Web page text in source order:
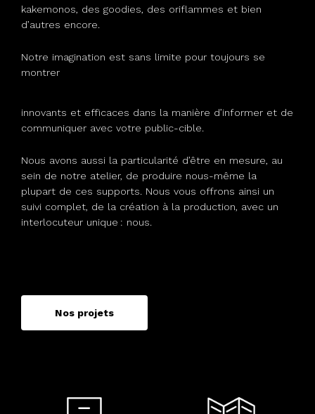
kakemonos, des goodies, des oriflammes et bien
d’autres encore.
Notre imagination est sans limite pour toujours se
montrer
innovants et efficaces dans la manière d’informer et de
communiquer avec votre public-cible.
Nous avons aussi la particularité d’être en mesure, au
sein de notre atelier, de produire nous-même la
plupart de ces supports. Nous vous offrons ainsi un
suivi complet, de la création à la production, avec un
interlocuteur unique : nous.
Nos projets